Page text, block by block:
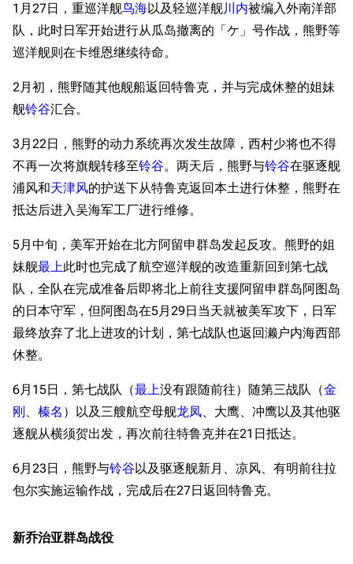
1696 6687 11.9万
舰R百科
首页
最近更改
留言讨论页
新文件
帮助
新手入门
推荐角色与游戏技
海域资料
经验计算
按编号
按类型
按国籍
舰娘获得方式
1月27日，重巡洋舰鸟海以及轻巡洋舰川内被编入外南洋部
队，此时日军开始进行从瓜岛撤离的「ケ」号作战，熊野等
巡洋舰则在卡维恩继续待命。
2月初，熊野随其他舰船返回特鲁克，并与完成休整的姐妹
舰铃谷汇合。
3月22日，熊野的动力系统再次发生故障，西村少将也不得
不再一次将旗舰转移至铃谷。两天后，熊野与铃谷在驱逐舰
浦风和天津风的护送下从特鲁克返回本土进行休整，熊野在
抵达后进入吴海军工厂进行维修。
5月中旬，美军开始在北方阿留申群岛发起反攻。熊野的姐
妹舰最上此时也完成了航空巡洋舰的改造重新回到第七战
队，全队在完成准备后即将北上前往支援阿留申群岛阿图岛
的日本守军，但阿图岛在5月29日当天就被美军攻下，日军
最终放弃了北上进攻的计划，第七战队也返回濑户内海西部
休整。
6月15日，第七战队（最上没有跟随前往）随第三战队（金
刚、 榛名 ）以及三艘航空母舰龙凤、大鹰、冲鹰以及其他驱
逐舰从横须贺出发，再次前往特鲁克并在21日抵达。
6月23日，熊野与铃谷以及驱逐舰新月、凉风、有明前往拉
包尔实施运输作战，完成后在27日返回特鲁克。
新乔治亚群岛战役